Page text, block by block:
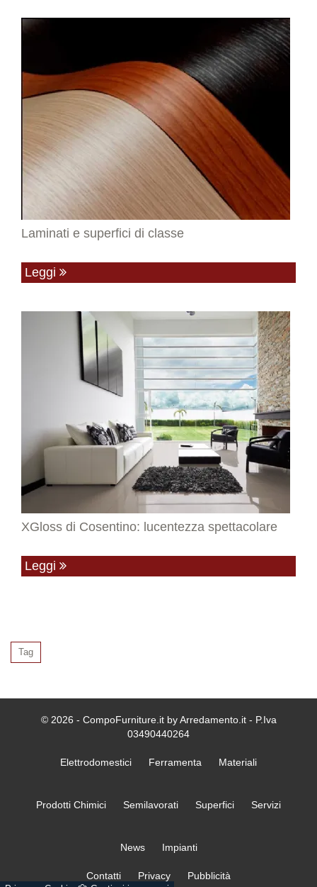
Laminati e superfici di classe
Leggi
XGloss di Cosentino: lucentezza spettacolare
Leggi
Tag
© 2026 - CompoFurniture.it by Arredamento.it - P.Iva
03490440264
Elettrodomestici Ferramenta Materiali
Prodotti Chimici Semilavorati Superfici Servizi
News Impianti
Contatti Privacy Pubblicità